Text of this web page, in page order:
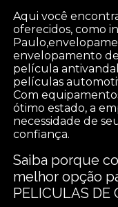
Aqui você
oferecidos, como
envelopamento
película
películas
Com
ótimo estado, a
necessidade de
confiança.
Saiba porque
melhor opção
PELICULAS DE